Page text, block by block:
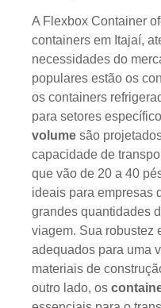
A Flexbox Container
containers em Itajaí,
necessidades do
populares estão os
os containers
para setores
volume são
capacidade de
que vão de 20 a 40
ideais para empresas
grandes quantidades
viagem. Sua robustez
adequados para uma
materiais de
outro lado, os